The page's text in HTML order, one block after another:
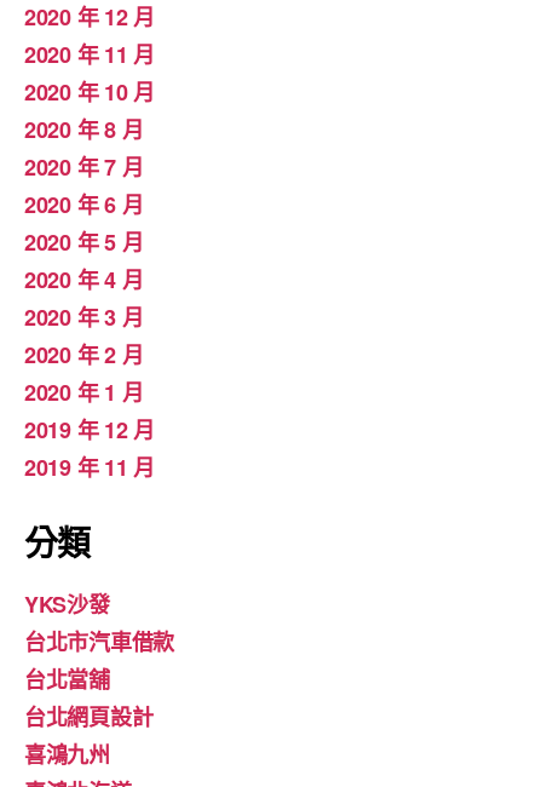
2020 年 12 月
2020 年 11 月
2020 年 10 月
2020 年 8 月
2020 年 7 月
2020 年 6 月
2020 年 5 月
2020 年 4 月
2020 年 3 月
2020 年 2 月
2020 年 1 月
2019 年 12 月
2019 年 11 月
分類
YKS沙發
台北市汽車借款
台北當舖
台北網頁設計
喜鴻九州